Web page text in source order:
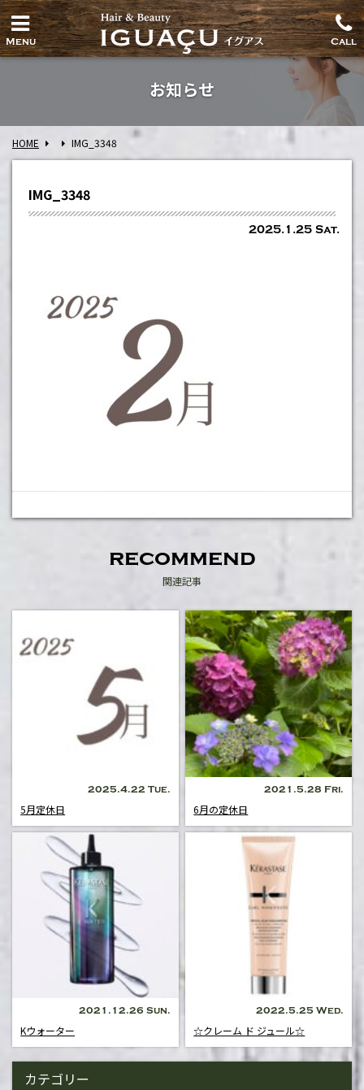
Menu Call
お知らせ
HOME IMG_3348
IMG_3348
2025.1.25 Sat.
recommend
関連記事
2025.4.22 Tue.
5月定休日
2021.5.28 Fri.
6月の定休日
2021.12.26 Sun.
Kウォーター
2022.5.25 Wed.
☆クレーム ド ジュール☆
カテゴリー